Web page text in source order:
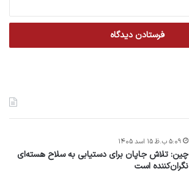
چین: تلاش جاپان برای دستیابی به سلاح هسته‌ای
نگران‌کننده است
۵:۰۹ ب.ظ ۱۵ اسد ۱۴۰۵